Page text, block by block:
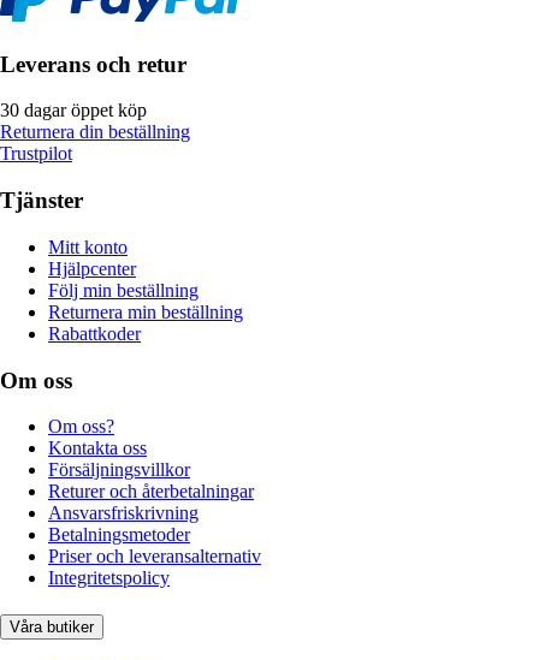
Leverans och retur
30 dagar öppet köp
Returnera din beställning
Trustpilot
Tjänster
Mitt konto
Hjälpcenter
Följ min beställning
Returnera min beställning
Rabattkoder
Om oss
Om oss?
Kontakta oss
Försäljningsvillkor
Returer och återbetalningar
Ansvarsfriskrivning
Betalningsmetoder
Priser och leveransalternativ
Integritetspolicy
Våra butiker